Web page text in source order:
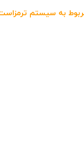
به سیستم